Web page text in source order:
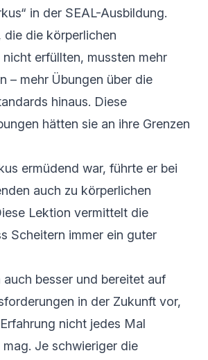
in der SEAL-Ausbildung.
die die körperlichen
erfüllten, mussten mehr
– mehr Übungen über die
hinaus. Diese
hätten sie an ihre Grenzen
ermüdend war, führte er bei
auch zu körperlichen
Lektion vermittelt die
Scheitern immer ein guter
auch besser und bereitet auf
in der Zukunft vor,
nicht jedes Mal
mag. Je schwieriger die